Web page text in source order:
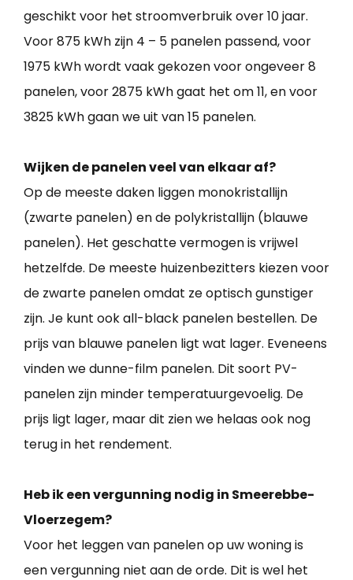
geschikt voor het stroomverbruik over 10 jaar.
Voor 875 kWh zijn 4 – 5 panelen passend, voor
1975 kWh wordt vaak gekozen voor ongeveer 8
panelen, voor 2875 kWh gaat het om 11, en voor
3825 kWh gaan we uit van 15 panelen.
Wijken de panelen veel van elkaar af?
Op de meeste daken liggen monokristallijn
(zwarte panelen) en de polykristallijn (blauwe
panelen). Het geschatte vermogen is vrijwel
hetzelfde. De meeste huizenbezitters kiezen voor
de zwarte panelen omdat ze optisch gunstiger
zijn. Je kunt ook all-black panelen bestellen. De
prijs van blauwe panelen ligt wat lager. Eveneens
vinden we dunne-film panelen. Dit soort PV-
panelen zijn minder temperatuurgevoelig. De
prijs ligt lager, maar dit zien we helaas ook nog
terug in het rendement.
Heb ik een vergunning nodig in Smeerebbe-
Vloerzegem?
Voor het leggen van panelen op uw woning is
een vergunning niet aan de orde. Dit is wel het